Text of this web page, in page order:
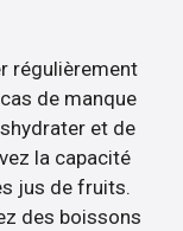
régulièrement
de manque
et de
la capacité
jus de fruits.
des boissons